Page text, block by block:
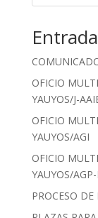
OFICIO
YAUYOS/J-
OFICIO
YAUYOS/AGI
OFICIO
YAUYOS/
PROCESO